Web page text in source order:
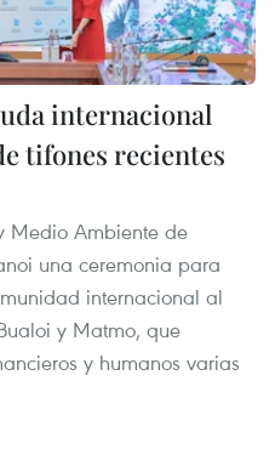
internacional
tifones recientes
Medio Ambiente de
una ceremonia para
internacional al
y Matmo, que
y humanos varias